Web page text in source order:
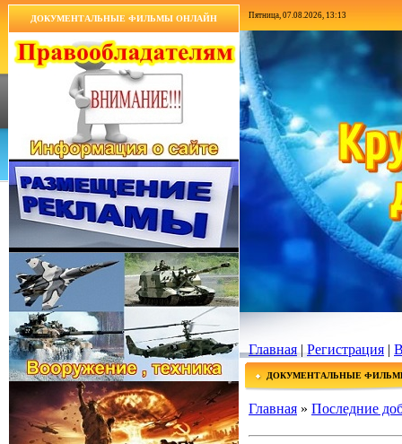
ДОКУМЕНТАЛЬНЫЕ ФИЛЬМЫ ОНЛАЙН Пятница, 07.08.2026, 13:13
Главная|Регистрация |
ДОКУМЕНТАЛЬНЫЕ
Главная » Последние